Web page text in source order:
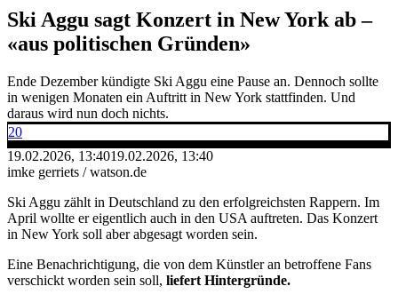
Ski Aggu sagt Konzert in New York ab –
«aus politischen Gründen»
Ende Dezember kündigte Ski Aggu eine Pause an. Dennoch sollte
in wenigen Monaten ein Auftritt in New York stattfinden. Und
daraus wird nun doch nichts.
20
19.02.2026, 13:4019.02.2026, 13:40
imke gerriets / watson.de
Ski Aggu zählt in Deutschland zu den erfolgreichsten Rappern. Im
April wollte er eigentlich auch in den USA auftreten. Das Konzert
in New York soll aber abgesagt worden sein.
Eine Benachrichtigung, die von dem Künstler an betroffene Fans
verschickt worden sein soll, liefert Hintergründe.